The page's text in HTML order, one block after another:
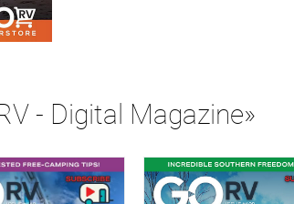
- Digital Magazine»